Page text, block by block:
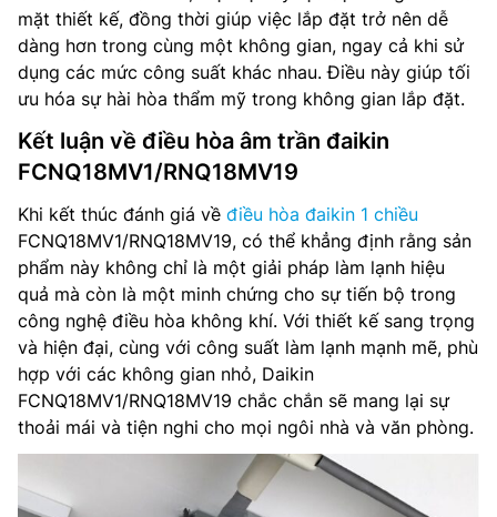
mặt thiết kế, đồng thời giúp việc lắp đặt trở nên dễ
dàng hơn trong cùng một không gian, ngay cả khi sử
dụng các mức công suất khác nhau. Điều này giúp tối
ưu hóa sự hài hòa thẩm mỹ trong không gian lắp đặt.
Kết luận về điều hòa âm trần đaikin
FCNQ18MV1/RNQ18MV19
Khi kết thúc đánh giá về điều hòa đaikin 1 chiều
FCNQ18MV1/RNQ18MV19, có thể khẳng định rằng sản
phẩm này không chỉ là một giải pháp làm lạnh hiệu
quả mà còn là một minh chứng cho sự tiến bộ trong
công nghệ điều hòa không khí. Với thiết kế sang trọng
và hiện đại, cùng với công suất làm lạnh mạnh mẽ, phù
hợp với các không gian nhỏ, Daikin
FCNQ18MV1/RNQ18MV19 chắc chắn sẽ mang lại sự
thoải mái và tiện nghi cho mọi ngôi nhà và văn phòng.